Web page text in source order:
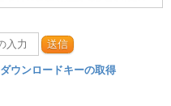
送信
ダウンロードキーの取得